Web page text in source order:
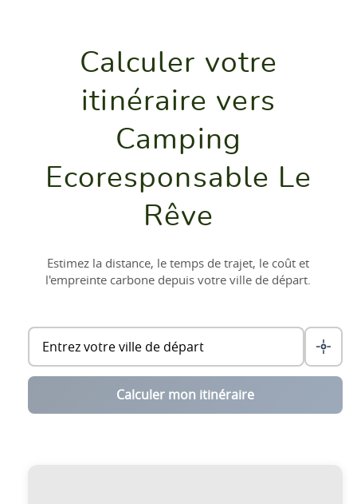
Calculer votre
itinéraire vers
Camping
Ecoresponsable Le
Rêve
Estimez la distance, le temps de trajet, le coût et
l'empreinte carbone depuis votre ville de départ.
Calculer mon itinéraire